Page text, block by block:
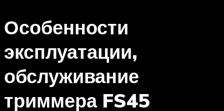
Особенности
эксплуатации,
обслуживание
триммера FS45